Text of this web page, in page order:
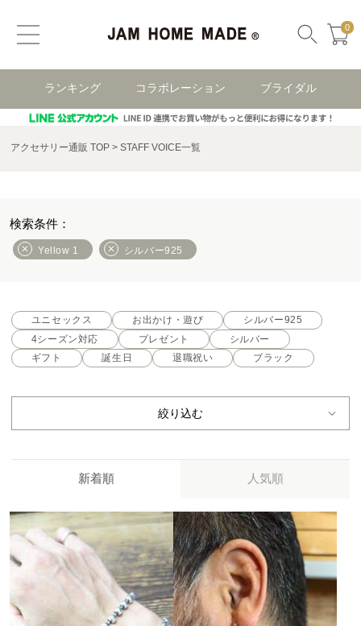
0
ランキング コラボレーション ブライダル
アクセサリー通販 TOP STAFF VOICE一覧
Yellow 1 シルバー925
ユニセックス お出かけ・遊び
シルバー925
4シーズン対応
プレゼント
シルバー
ギフト
誕生日 退職祝い ブラック
絞り込む
新着順 人気順